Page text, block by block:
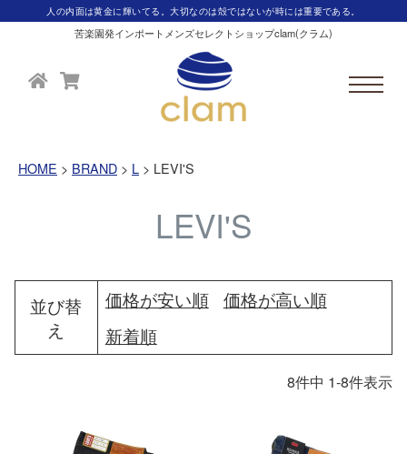
人の内面は黄金に輝いてる。大切なのは殻ではないが時には重要である。
苦楽園発インポートメンズセレクトショップclam(クラム)
HOME BRAND L LEVI'S
LEVI'S
並び替
え
価格が安い順
価格が高い順
新着順
8件中 1-8件表示